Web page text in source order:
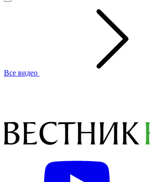
Все видео